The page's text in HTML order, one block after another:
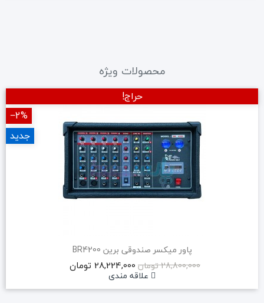
محصولات ویژه
پاور میکسر صندوقی برین BR4200
28,800,000 تومان
28,224,000 تومان
علاقه مندی
حراج!
‎−2%
جدید